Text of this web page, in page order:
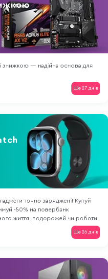
знижкою — надійна основа для
Ще 27 днів
точно заряджені! Купуй
-50% на повербанк
життя, подорожей чи роботи.
Ще 26 днів